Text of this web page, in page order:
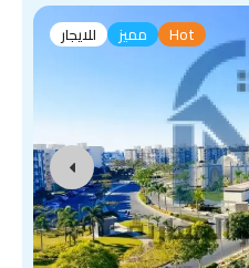
للايجار مميز Hot